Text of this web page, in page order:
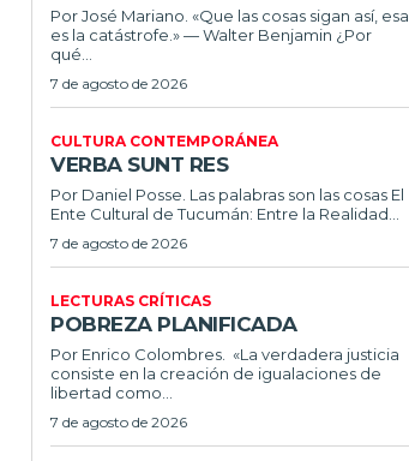
Por José Mariano. «Que las cosas sigan así, esa
es la catástrofe.» — Walter Benjamin ¿Por
qué...
7 de agosto de 2026
CULTURA CONTEMPORÁNEA
VERBA SUNT RES
Por Daniel Posse. Las palabras son las cosas El
Ente Cultural de Tucumán: Entre la Realidad...
7 de agosto de 2026
LECTURAS CRÍTICAS
POBREZA PLANIFICADA
Por Enrico Colombres. «La verdadera justicia
consiste en la creación de igualaciones de
libertad como...
7 de agosto de 2026